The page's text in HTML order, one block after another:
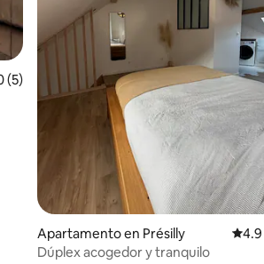
promedio: 5.0 de 5, 5 reseñas
(5)
Apartamento en Présilly
Dúplex acogedor y tranquilo